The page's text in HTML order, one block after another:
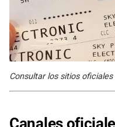
Consultar los sitios oficiales
Canales